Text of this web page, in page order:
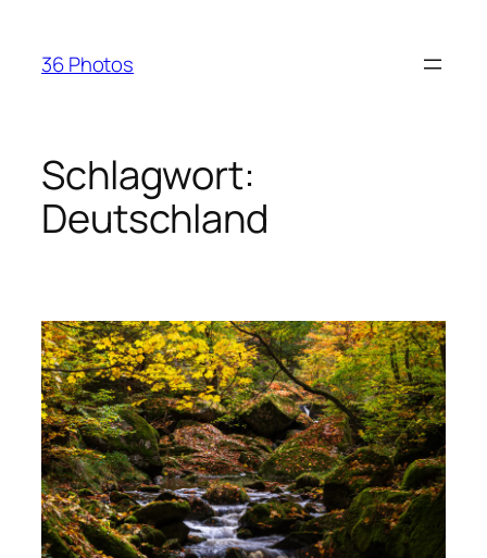
springen
36 Photos
Schlagwort:
Deutschland